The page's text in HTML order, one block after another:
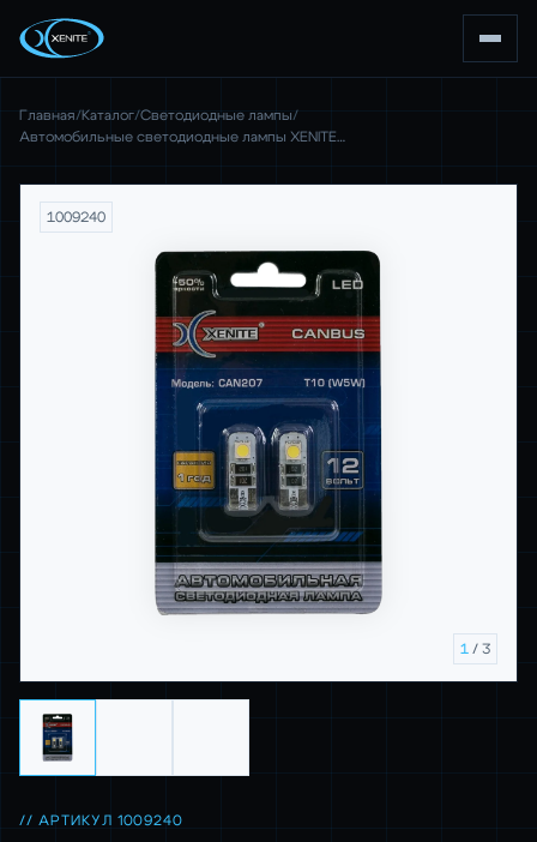
Главная/Каталог/Светодиодные лампы/
Автомобильные светодиодные лампы XENITE…
1009240
1 / 3
// АРТИКУЛ 1009240